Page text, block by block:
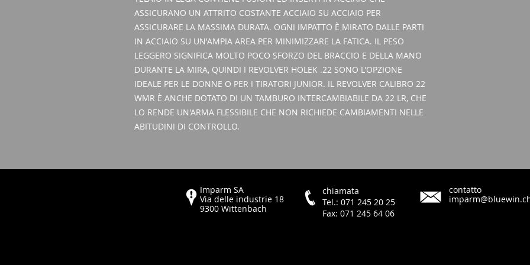
ASSICURANO UN ATTRITO COSTANTE ACCIAIO SU ACCIAIO PER
ASSICURARE LA MASSIMA DURATA. OGNI IMPATTO È MIRATO DALLE PARTI
IN ACCIAIO SU UN'AMPIA AREA PER MINIMIZZARE LA FATICA. IL PESO
LEGGERO SIGNIFICA MOLTO POCO SFORZO DEL BRACCIO E DELLA MANO
DURANTE LA MIRA, QUINDI I REVOLVER HOLEK .22 SONO L'OPZIONE
IDEALE PER LE DONNE O PER I TIRATORI JUNIOR. IL REVOLVER CALIBRO 22
WMR È ANCHE DOTATO DI UN TAMBURO INTERCAMBIABILE DA 22 LR, CHE
LO RENDE UN'ARMA FLESSIBILE CHE NON RICHIEDE CAMBIAMENTI NELLE
ABITUDINI DI CONTROLLO.
Imparm SA
Via delle industrie 18
9300 Wittenbach
chiamata
Tel.: 071 245 20 25
Fax: 071 245 64 06
contatto